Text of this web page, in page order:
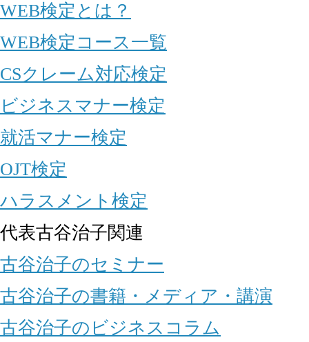
WEB検定とは？
WEB検定コース一覧
CSクレーム対応検定
ビジネスマナー検定
就活マナー検定
OJT検定
ハラスメント検定
代表古谷治子関連
古谷治子のセミナー
古谷治子の書籍・メディア・講演
古谷治子のビジネスコラム